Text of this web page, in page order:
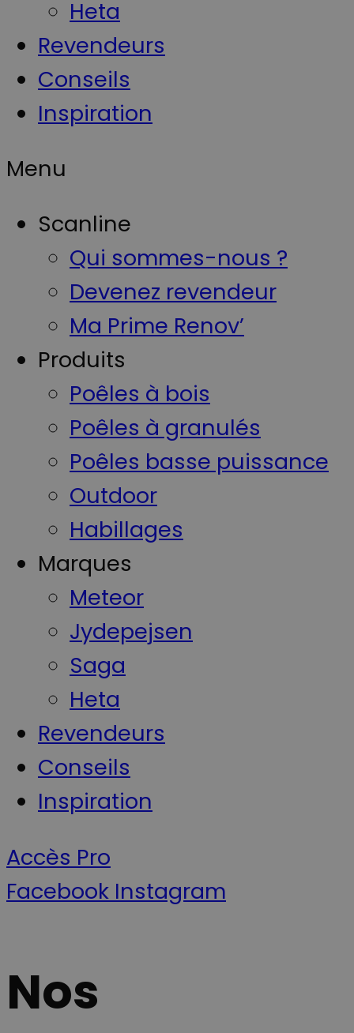
Heta
Revendeurs
Conseils
Inspiration
Menu
Scanline
Qui sommes-nous ?
Devenez revendeur
Ma Prime Renov’
Produits
Poêles à bois
Poêles à granulés
Poêles basse puissance
Outdoor
Habillages
Marques
Meteor
Jydepejsen
Saga
Heta
Revendeurs
Conseils
Inspiration
Accès Pro
Facebook Instagram
Nos